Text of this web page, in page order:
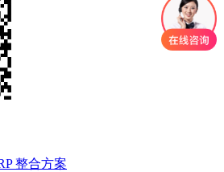
整合方案